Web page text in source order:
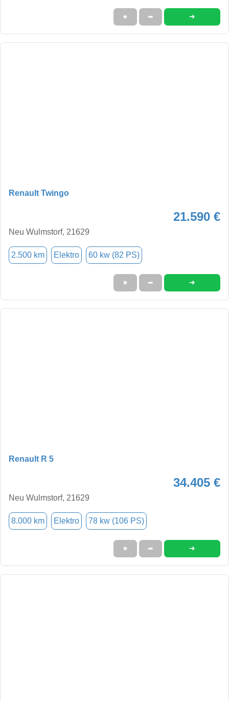
★ ➦ ➜
Renault Twingo
21.590 €
Neu Wulmstorf, 21629
2.500 km Elektro 60 kw (82 PS)
★ ➦ ➜
Renault R 5
34.405 €
Neu Wulmstorf, 21629
8.000 km Elektro 78 kw (106 PS)
★ ➦ ➜